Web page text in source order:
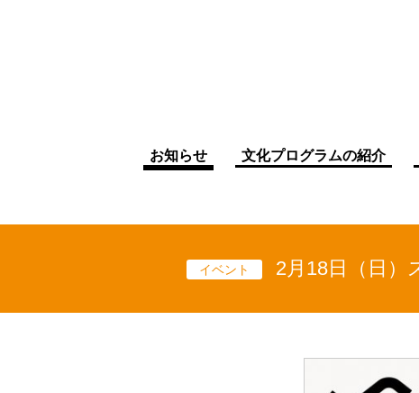
お知らせ 文化プログラムの紹介
イベント 2月18日（日